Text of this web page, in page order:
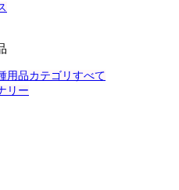
用品カテゴリすべて
リー